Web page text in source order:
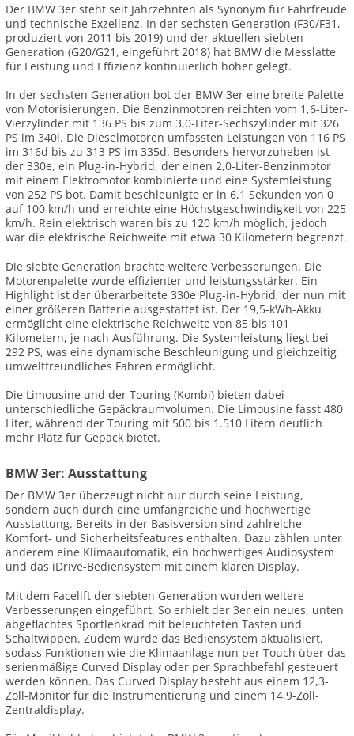
Der BMW 3er steht seit Jahrzehnten als Synonym für Fahrfreude
und technische Exzellenz. In der sechsten Generation (F30/F31,
produziert von 2011 bis 2019) und der aktuellen siebten
Generation (G20/G21, eingeführt 2018) hat BMW die Messlatte
für Leistung und Effizienz kontinuierlich höher gelegt.
In der sechsten Generation bot der BMW 3er eine breite Palette
von Motorisierungen. Die Benzinmotoren reichten vom 1,6-Liter-
Vierzylinder mit 136 PS bis zum 3,0-Liter-Sechszylinder mit 326
PS im 340i. Die Dieselmotoren umfassten Leistungen von 116 PS
im 316d bis zu 313 PS im 335d. Besonders hervorzuheben ist
der 330e, ein Plug-in-Hybrid, der einen 2,0-Liter-Benzinmotor
mit einem Elektromotor kombinierte und eine Systemleistung
von 252 PS bot. Damit beschleunigte er in 6,1 Sekunden von 0
auf 100 km/h und erreichte eine Höchstgeschwindigkeit von 225
km/h. Rein elektrisch waren bis zu 120 km/h möglich, jedoch
war die elektrische Reichweite mit etwa 30 Kilometern begrenzt.
Die siebte Generation brachte weitere Verbesserungen. Die
Motorenpalette wurde effizienter und leistungsstärker. Ein
Highlight ist der überarbeitete 330e Plug-in-Hybrid, der nun mit
einer größeren Batterie ausgestattet ist. Der 19,5-kWh-Akku
ermöglicht eine elektrische Reichweite von 85 bis 101
Kilometern, je nach Ausführung. Die Systemleistung liegt bei
292 PS, was eine dynamische Beschleunigung und gleichzeitig
umweltfreundliches Fahren ermöglicht.
Die Limousine und der Touring (Kombi) bieten dabei
unterschiedliche Gepäckraumvolumen. Die Limousine fasst 480
Liter, während der Touring mit 500 bis 1.510 Litern deutlich
mehr Platz für Gepäck bietet.
BMW 3er: Ausstattung
Der BMW 3er überzeugt nicht nur durch seine Leistung,
sondern auch durch eine umfangreiche und hochwertige
Ausstattung. Bereits in der Basisversion sind zahlreiche
Komfort- und Sicherheitsfeatures enthalten. Dazu zählen unter
anderem eine Klimaautomatik, ein hochwertiges Audiosystem
und das iDrive-Bediensystem mit einem klaren Display.
Mit dem Facelift der siebten Generation wurden weitere
Verbesserungen eingeführt. So erhielt der 3er ein neues, unten
abgeflachtes Sportlenkrad mit beleuchteten Tasten und
Schaltwippen. Zudem wurde das Bediensystem aktualisiert,
sodass Funktionen wie die Klimaanlage nun per Touch über das
serienmäßige Curved Display oder per Sprachbefehl gesteuert
werden können. Das Curved Display besteht aus einem 12,3-
Zoll-Monitor für die Instrumentierung und einem 14,9-Zoll-
Zentraldisplay.